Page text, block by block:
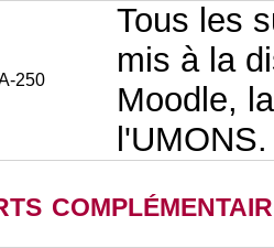
250
Tous les
mis à la
Moodle,
l'UMONS.